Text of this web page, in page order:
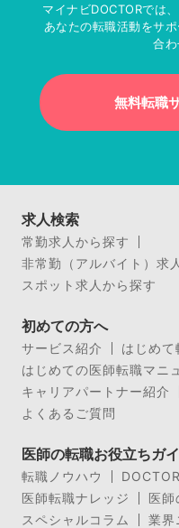
マイナビDOCTORでは
あなたの転職活動をサ
合わ
無料転職
求人検索
常勤求人から探す
非常勤（アルバイト）求
スポット求人から探す
初めての方へ
サービス紹介
はじめ
はじめての医師転職マニ
キャリアパートナー紹介
よくあるご質問
医師の転職お役立ちガ
転職ノウハウ
医師転職ナレッジ
医師
スペシャルコラム
業界